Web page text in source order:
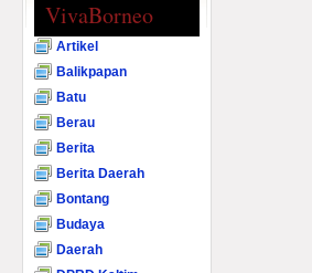
VivaBorneo
Artikel
Balikpapan
Batu
Berau
Berita
Berita Daerah
Bontang
Budaya
Daerah